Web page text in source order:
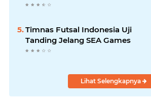
Timnas Futsal Indonesia Uji
Tanding Jelang SEA Games
Lihat Selengkapnya